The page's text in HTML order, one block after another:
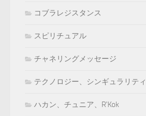
コブラレジスタンス
スピリチュアル
チャネリングメッセージ
テクノロジー、シンギュラリティ
ハカン、チュニア、R'Kok